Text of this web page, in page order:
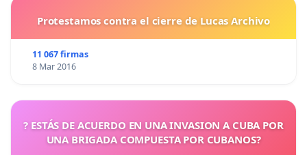
Protestamos contra el cierre de Lucas Archivo
11 067 firmas
8 Mar 2016
? ESTÁS DE ACUERDO EN UNA INVASION A CUBA POR
UNA BRIGADA COMPUESTA POR CUBANOS?